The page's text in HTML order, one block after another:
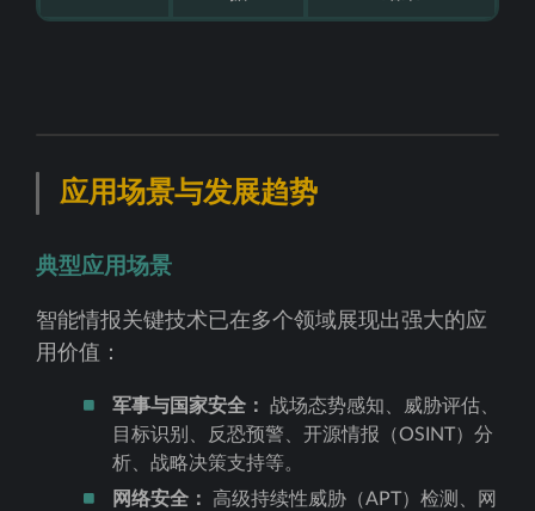
应用场景与发展趋势
典型应用场景
智能情报关键技术已在多个领域展现出强大的应
用价值：
军事与国家安全：
战场态势感知、威胁评估、
目标识别、反恐预警、开源情报（OSINT）分
析、战略决策支持等。
网络安全：
高级持续性威胁（APT）检测、网